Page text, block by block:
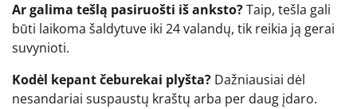
Ar galima tešlą pasiruošti iš anksto?Taip, tešla gali
būti laikoma šaldytuve iki 24 valandų, tik reikia ją gerai
suvynioti.
Kodėl kepant čeburekai plyšta? Dažniausiai dėl
nesandariai suspaustų kraštų arba per daug įdaro.